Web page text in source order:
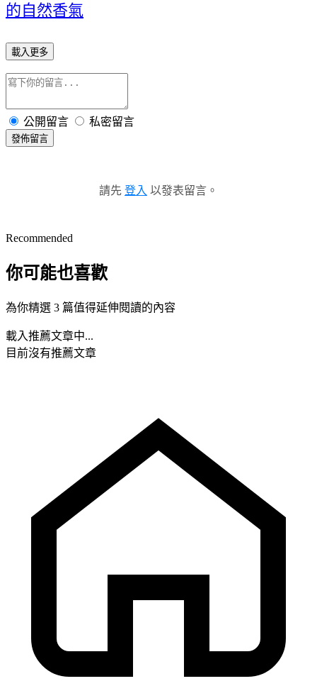
的自然香氣
載入更多
公開留言 私密留言
發佈留言
請先 登入 以發表留言。
Recommended
你可能也喜歡
為你精選 3 篇值得延伸閱讀的內容
載入推薦文章中...
目前沒有推薦文章